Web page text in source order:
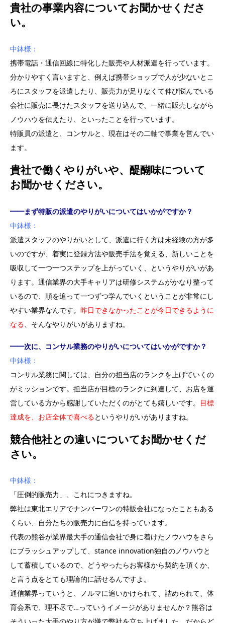
貴社の事業内容についてお聞かせくださ
い。
中鉢様：
携帯電話・通信回線に特化した販売や人材派遣を行っています。
分かりやすく言いますと、例えば携帯ショップで人が少ないとこ
ろにスタッフを派遣したり、販売力が足りなくて伸び悩んでいる
会社に販売に長けたスタッフを送り込んで、一緒に販売しながら
ノウハウを伝えたり、といったことを行っています。
特販員の派遣と、コンサルと、現在はその二軸で事業を営んでい
ます。
貴社で働くやりがいや、醍醐味について
お聞かせください。
━━まず特販の派遣のやりがいについてはいかがですか？
中鉢様：
派遣スタッフのやりがいとして、派遣に行く方は未経験の方が多
いのですが、着実に登録方法や販売手法を覚える、新しいことを
吸収して一つ一つステップを上がっていく、というやりがいがあ
ります。通信業界の大手キャリアは研修システムがかなり整って
いるので、順を追って一つずつ学んでいくということが非常にし
やすい業界なんです。 昨日できなかったことが今日できるように
なる 、そんなやりがいがありますね。
━━次に、コンサル業務のやりがいについてはいかがですか？
中鉢様：
コンサル業務に関しては、自分の担当店のランクを上げていくの
がミッションです。担当店が目標のランクに到達して、お店を運
営している方から感謝していただくのがとても嬉しいです。
目標
達成を、お店全体で喜べるというやりがいがありますね。
競合他社との違いについてお聞かせくだ
さい。
中鉢様：
「圧倒的販売力」、これにつきますね。
弊社は東北エリアでナンバーワンの特販会社になったこともある
くらい、自分たちの販売力に自信を持っています。
代表の熊谷が業界最大手の通信会社で身に着けたノウハウをさら
にブラッシュアップして、stance innovation独自のノウハウと
して蓄積しているので、どうやったらお客様から契約を頂くか、
と言う点をとても理論的に話せるんですよ。
通信業界っていうと、ノルマに追いかけられて、詰められて、体
育会系で、理不尽で…っていうイメージがありませんか？熊谷は